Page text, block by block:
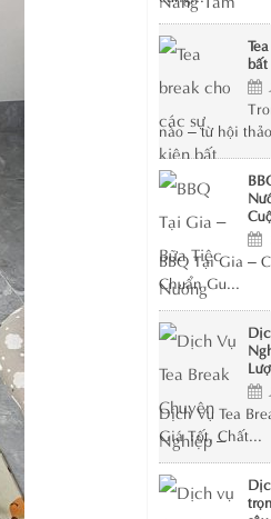
bất
nào – từ hội
BBQ Tại Gia –
Chuẩn Gu...
Dịch Vụ Tea
Giá Tốt, Chất...